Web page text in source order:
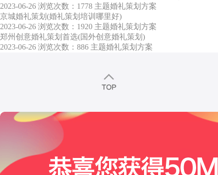
2023-06-26 浏览次数：1778 主题婚礼策划方案
京城婚礼策划(婚礼策划培训哪里好)
2023-06-26 浏览次数：1920 主题婚礼策划方案
郑州创意婚礼策划首选(国外创意婚礼策划)
2023-06-26 浏览次数：886 主题婚礼策划方案